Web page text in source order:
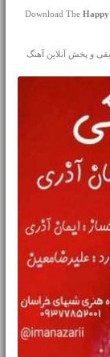
Download TheHappy